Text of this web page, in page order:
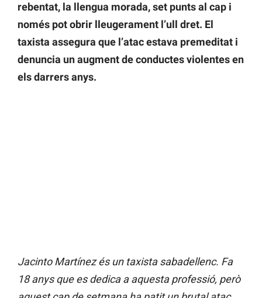
rebentat, la llengua morada, set punts al cap i
només pot obrir lleugerament l’ull dret. El
taxista assegura que l’atac estava premeditat i
denuncia un augment de conductes violentes en
els darrers anys.
Jacinto Martínez és un taxista sabadellenc. Fa
18 anys que es dedica a aquesta professió, però